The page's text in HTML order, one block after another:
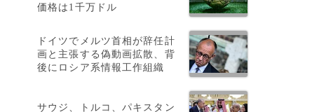
価格は1千万ドル
ドイツでメルツ首相が辞任計
画と主張する偽動画拡散、背
後にロシア系情報工作組織
サウジ、トルコ、パキスタン